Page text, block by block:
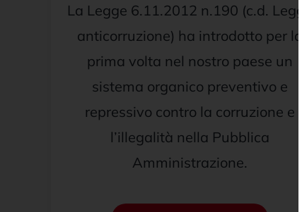
La Legge 6.11.2012 n.190 (c.d.
anticorruzione) ha introdotto per la
prima volta nel nostro paese un
sistema organico preventivo e
repressivo contro la corruzione e
l’illegalità nella Pubblica
Amministrazione.